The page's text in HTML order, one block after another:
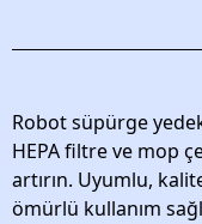
Robot süpürge
HEPA filtre ve mop
artırın. Uyumlu,
ömürlü kullanım